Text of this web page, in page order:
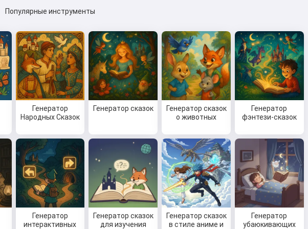
Популярные инструменты
Генератор
Народных Сказок
Генератор сказок
Генератор сказок
о животных
Генератор
фэнтези-сказок
Генератор
интерактивных
Генератор сказок
для изучения
Генератор сказок
в стиле аниме и
Генератор
убаюкивающих